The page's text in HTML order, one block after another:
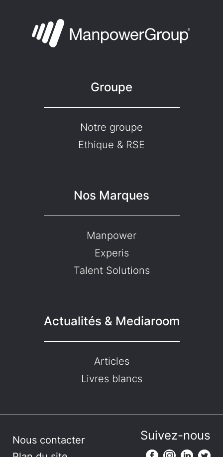
Groupe
Notre groupe
Ethique & RSE
Nos Marques
Manpower
Experis
Talent Solutions
Actualités & Mediaroom
Articles
Livres blancs
Nous contacter
Suivez-nous